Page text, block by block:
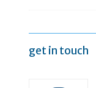
get in touch